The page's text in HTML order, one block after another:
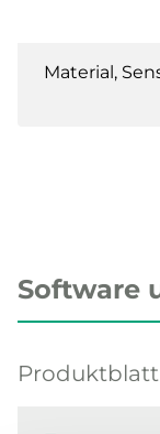
Material,
Software
Produktblatt